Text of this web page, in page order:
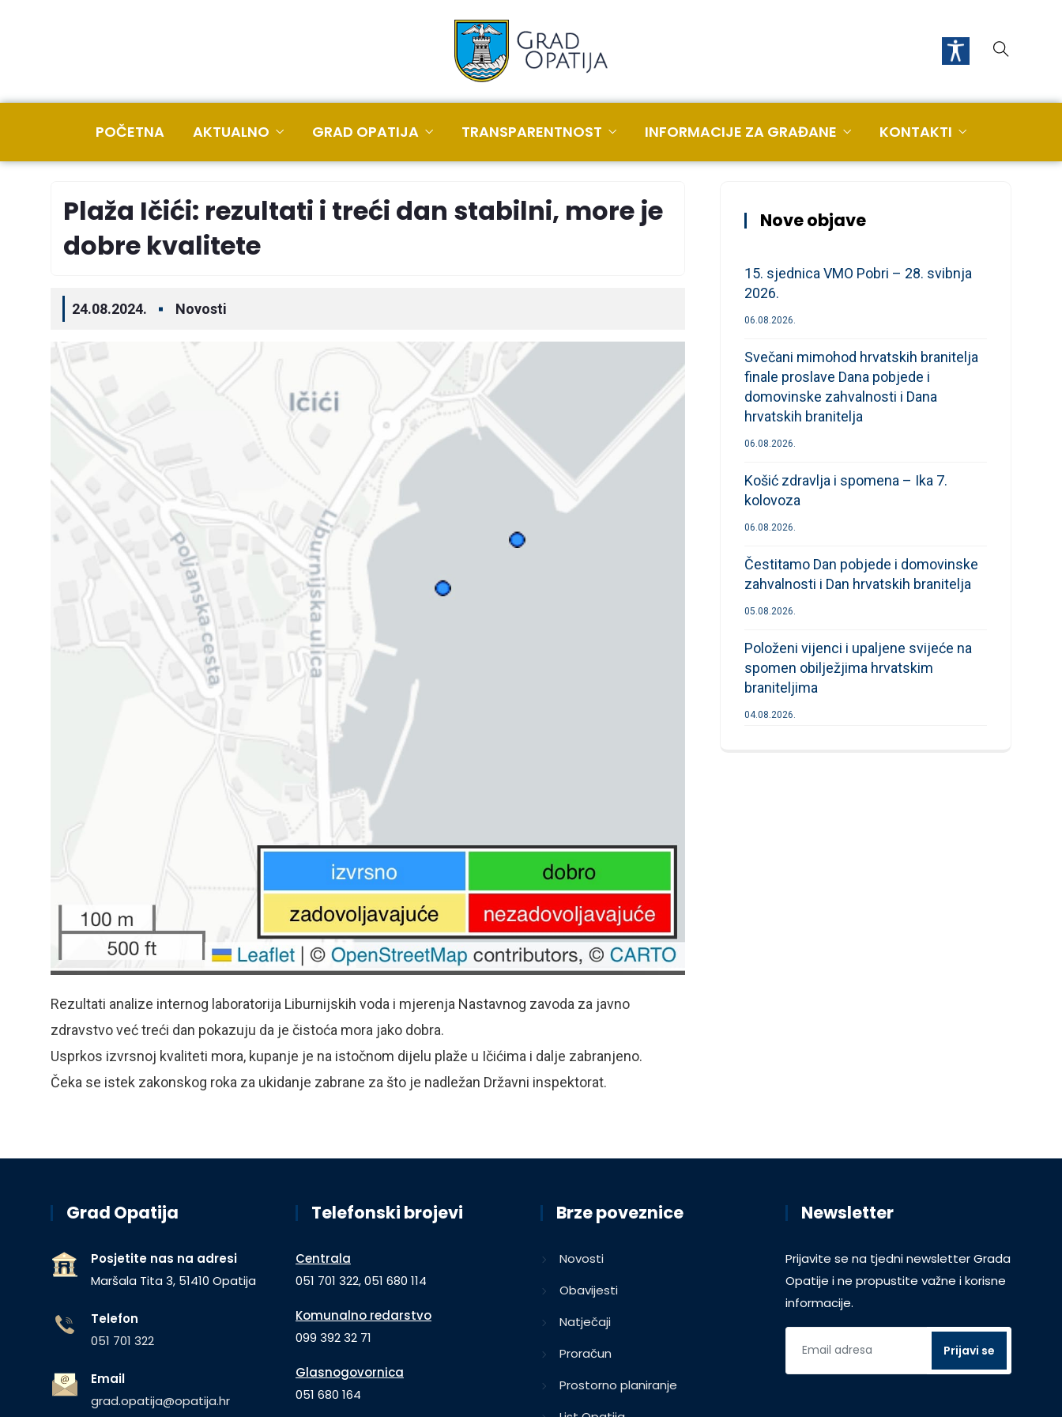
POČETNA AKTUALNO GRAD OPATIJA TRANSPARENTNOST INFORMACIJE ZA GRAĐANE KONTAKTI
Plaža Ičići: rezultati i treći dan stabilni, more je
dobre kvalitete
24.08.2024. Novosti
Rezultati analize internog laboratorija Liburnijskih voda i mjerenja Nastavnog zavoda za javno
zdravstvo već treći dan pokazuju da je čistoća mora jako dobra.
Usprkos izvrsnoj kvaliteti mora, kupanje je na istočnom dijelu plaže u Ičićima i dalje zabranjeno.
Čeka se istek zakonskog roka za ukidanje zabrane za što je nadležan Državni inspektorat.
Nove objave
15. sjednica VMO Pobri – 28. svibnja
2026.
06.08.2026.
Svečani mimohod hrvatskih branitelja
finale proslave Dana pobjede i
domovinske zahvalnosti i Dana
hrvatskih branitelja
06.08.2026.
Košić zdravlja i spomena – Ika 7.
kolovoza
06.08.2026.
Čestitamo Dan pobjede i domovinske
zahvalnosti i Dan hrvatskih branitelja
05.08.2026.
Položeni vijenci i upaljene svijeće na
spomen obilježjima hrvatskim
braniteljima
04.08.2026.
Grad Opatija
Posjetite nas na adresi
Maršala Tita 3, 51410 Opatija
Telefon
051 701 322
Email
grad.opatija@opatija.hr
Telefonski brojevi
Centrala
051 701 322, 051 680 114
Komunalno redarstvo
099 392 32 71
Glasnogovornica
051 680 164
Brze poveznice
Novosti
Obavijesti
Natječaji
Proračun
Prostorno planiranje
Newsletter
Prijavite se na tjedni newsletter Grada
Opatije i ne propustite važne i korisne
informacije.